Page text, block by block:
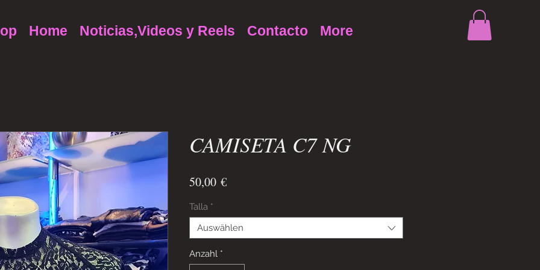
Home Noticias,Videos y Reels Contacto More
CAMISETA C7 NG
50,00 €Preis
Talla *
Auswählen
Anzahl *